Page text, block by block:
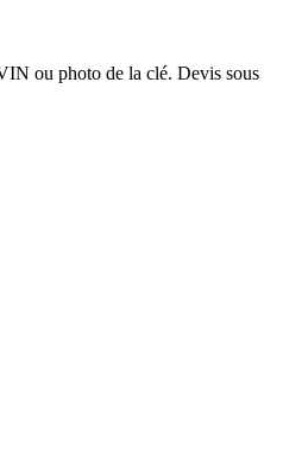
ou photo de la clé. Devis sous